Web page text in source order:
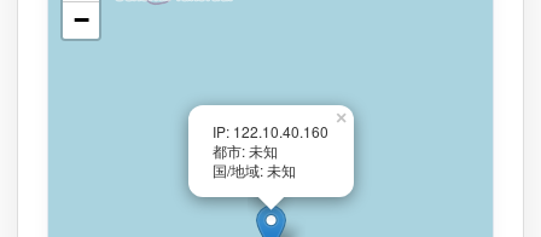
IP: 122.10.40.160
都市: 未知
国/地域: 未知
×
−